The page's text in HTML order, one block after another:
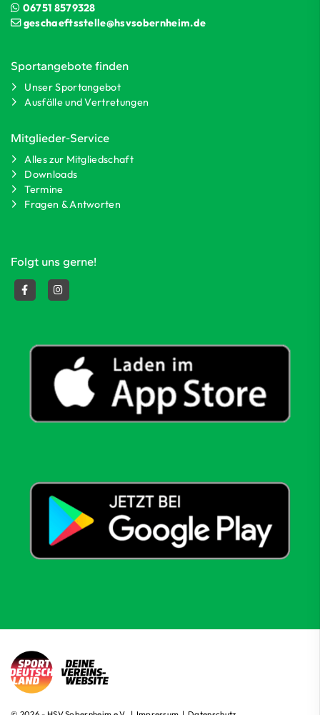
06751 8579328
geschaeftsstelle@hsvsobernheim.de
Sportangebote finden
Unser Sportangebot
Ausfälle und Vertretungen
Mitglieder-Service
Alles zur Mitgliedschaft
Downloads
Termine
Fragen & Antworten
Folgt uns gerne!